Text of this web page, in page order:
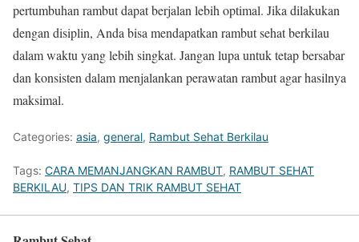
pertumbuhan rambut dapat berjalan lebih optimal. Jika dilakukan
dengan disiplin, Anda bisa mendapatkan rambut sehat berkilau
dalam waktu yang lebih singkat. Jangan lupa untuk tetap bersabar
dan konsisten dalam menjalankan perawatan rambut agar hasilnya
maksimal.
Categories: asia, general, Rambut Sehat Berkilau
Tags: CARA MEMANJANGKAN RAMBUT, RAMBUT SEHAT
BERKILAU, TIPS DAN TRIK RAMBUT SEHAT